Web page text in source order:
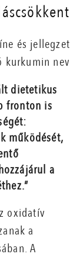
és
kurkumin
dietetikus
fronton is
működését,
a
oxidatív
a
A